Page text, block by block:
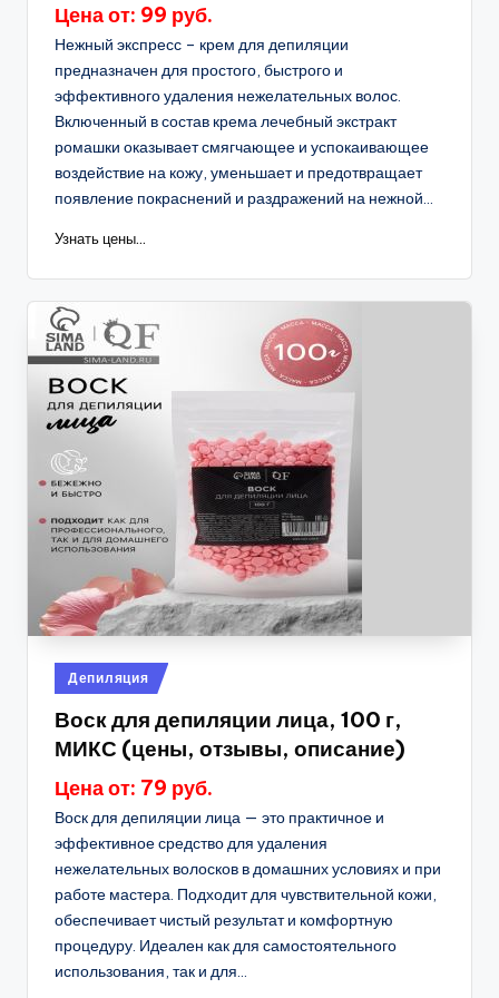
Цена от: 99 руб.
Нежный экспресс – крем для депиляции
предназначен для простого, быстрого и
эффективного удаления нежелательных волос.
Включенный в состав крема лечебный экстракт
ромашки оказывает смягчающее и успокаивающее
воздействие на кожу, уменьшает и предотвращает
появление покраснений и раздражений на нежной...
Узнать цены...
Опубликовано
в
Депиляция
Воск для депиляции лица, 100 г,
МИКС (цены, отзывы, описание)
Цена от: 79 руб.
Воск для депиляции лица — это практичное и
эффективное средство для удаления
нежелательных волосков в домашних условиях и при
работе мастера. Подходит для чувствительной кожи,
обеспечивает чистый результат и комфортную
процедуру. Идеален как для самостоятельного
использования, так и для...